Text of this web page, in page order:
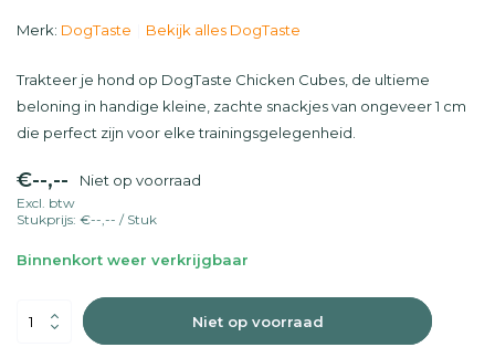
Merk: DogTaste Bekijk alles DogTaste
Trakteer je hond op DogTaste Chicken Cubes, de ultieme
beloning in handige kleine, zachte snackjes van ongeveer 1 cm
die perfect zijn voor elke trainingsgelegenheid.
€--,-- Niet op voorraad
Excl. btw
Stukprijs: €--,-- / Stuk
Binnenkort weer verkrijgbaar
Niet op voorraad